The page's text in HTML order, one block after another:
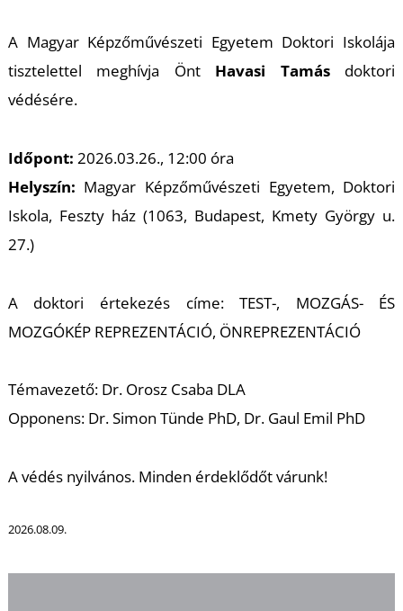
A Magyar Képzőművészeti Egyetem Doktori Iskolája
tisztelettel meghívja Önt Havasi Tamásdoktori
védésére.
Időpont: 2026.03.26., 12:00 óra
Helyszín: Magyar Képzőművészeti Egyetem, Doktori
Iskola, Feszty ház (1063, Budapest, Kmety György u.
27.)
A doktori értekezés címe: TEST-, MOZGÁS- ÉS
MOZGÓKÉP REPREZENTÁCIÓ, ÖNREPREZENTÁCIÓ
Témavezető: Dr. Orosz Csaba DLA
Opponens: Dr. Simon Tünde PhD, Dr. Gaul Emil PhD
A védés nyilvános. Minden érdeklődőt várunk!
2026.08.09.